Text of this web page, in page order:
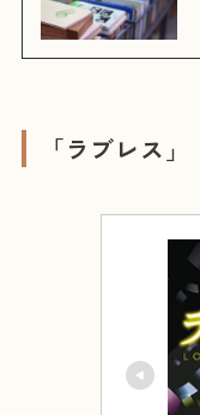
「ラブレス」